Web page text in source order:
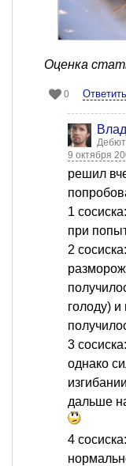
Оценка
0 Ответить
9 октября
решил
1
при
2
голоду) и
3
однако
дальше
4